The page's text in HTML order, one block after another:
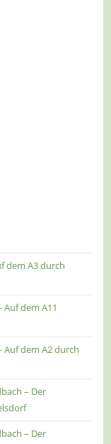
dem A3 durch
Auf dem A11
Auf dem A2 durch
– Der
– Der